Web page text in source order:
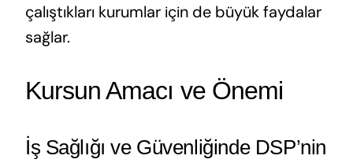
çalıştıkları kurumlar için de büyük faydalar
sağlar.
Kursun Amacı ve Önemi
İş Sağlığı ve Güvenliğinde DSP’nin